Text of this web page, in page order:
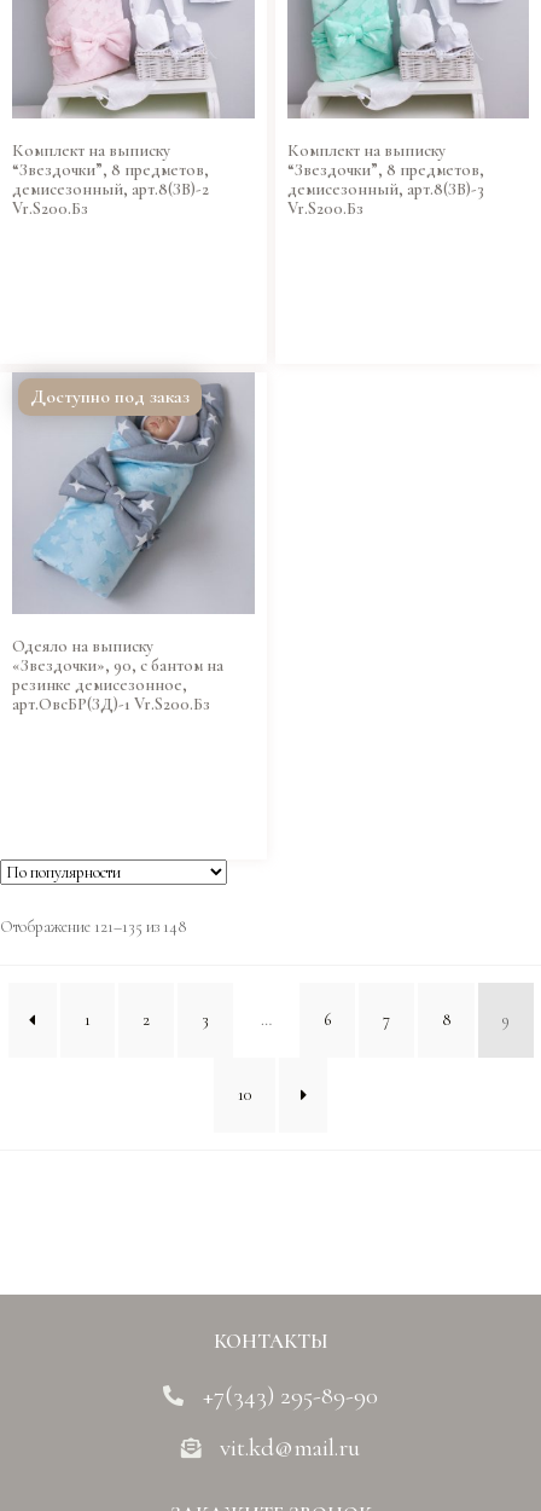
Комплект на выписку
“Звездочки”, 8 предметов,
демисезонный, арт.8(ЗВ)-2
Vr.S200.Бз
Комплект на выписку
“Звездочки”, 8 предметов,
демисезонный, арт.8(ЗВ)-3
Vr.S200.Бз
Доступно под заказ
Одеяло на выписку
«Звездочки», 90, с бантом на
резинке демисезонное,
арт.ОвсБР(ЗД)-1 Vr.S200.Бз
Отображение 121–135 из 148
1 2 3 … 6 7 8 9
10
КОНТАКТЫ
+7(343) 295-89-90
vit.kd@mail.ru